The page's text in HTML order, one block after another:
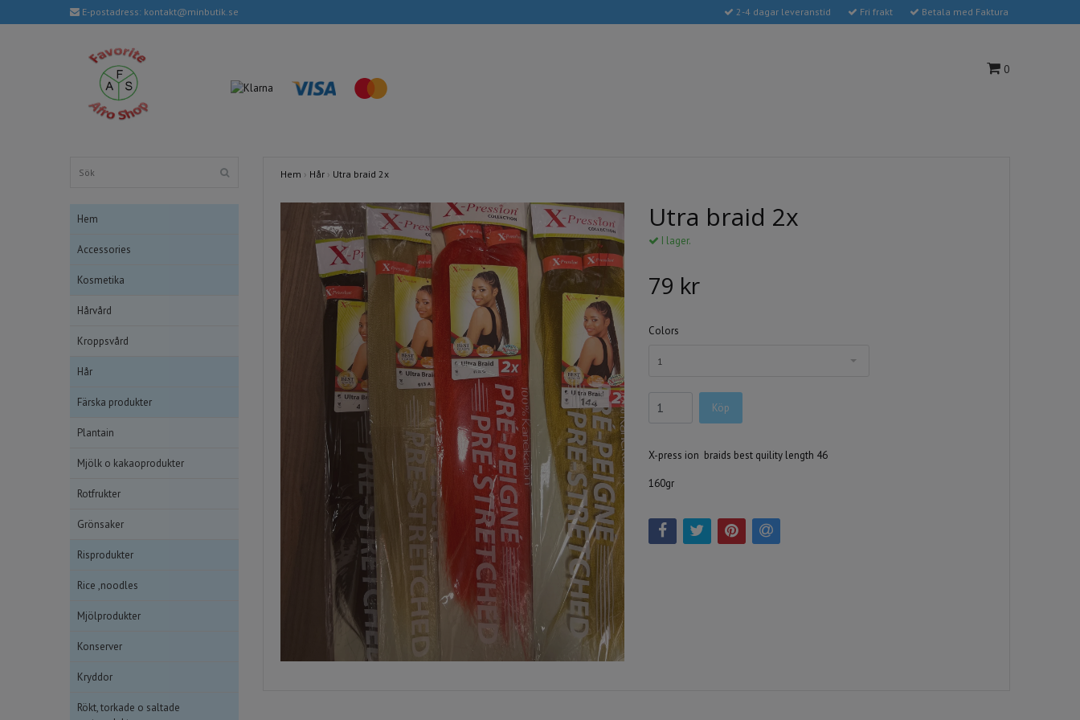
E-postadress: kontakt@minbutik.se 2-4 dagar leveranstid Fri frakt Betala med Faktura
0
Hem
Accessories
Kosmetika
Hårvård
Kroppsvård
Hår
Färska produkter
Plantain
Mjölk o kakaoprodukter
Rotfrukter
Grönsaker
Risprodukter
Rice ,noodles
Mjölprodukter
Konserver
Kryddor
Rökt, torkade o saltade
Hem › Hår › Utra braid 2x
Utra braid 2x
I lager.
79 kr
Colors
1
Köp
X-press ion braids best quility length 46
160gr